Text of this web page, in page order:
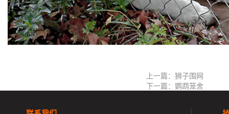
上一篇：狮子围网
下一篇：鹦鹉笼舍